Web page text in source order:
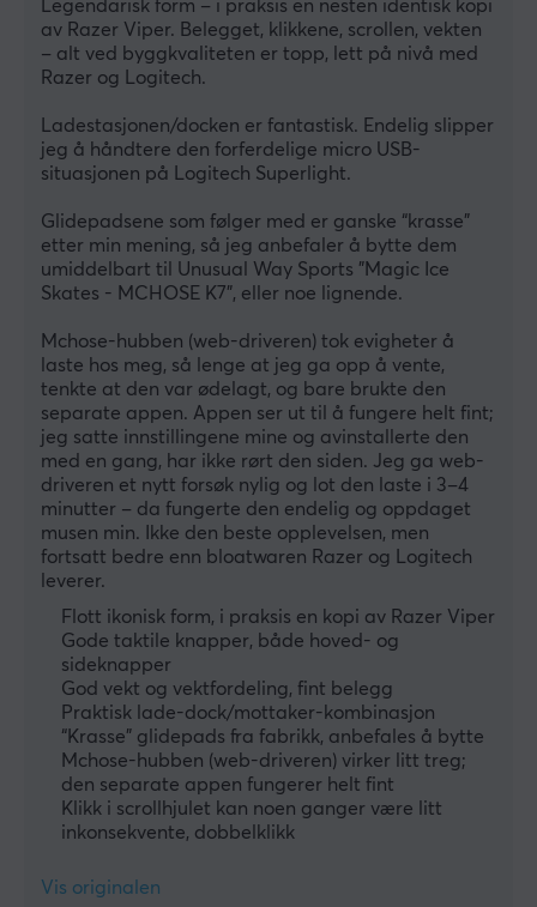
Legendarisk form – i praksis en nesten identisk kopi
av Razer Viper. Belegget, klikkene, scrollen, vekten
– alt ved byggkvaliteten er topp, lett på nivå med
Razer og Logitech.
Ladestasjonen/docken er fantastisk. Endelig slipper
jeg å håndtere den forferdelige micro USB-
situasjonen på Logitech Superlight.
Glidepadsene som følger med er ganske “krasse”
etter min mening, så jeg anbefaler å bytte dem
umiddelbart til Unusual Way Sports "Magic Ice
Skates - MCHOSE K7", eller noe lignende.
Mchose-hubben (web-driveren) tok evigheter å
laste hos meg, så lenge at jeg ga opp å vente,
tenkte at den var ødelagt, og bare brukte den
separate appen. Appen ser ut til å fungere helt fint;
jeg satte innstillingene mine og avinstallerte den
med en gang, har ikke rørt den siden. Jeg ga web-
driveren et nytt forsøk nylig og lot den laste i 3–4
minutter – da fungerte den endelig og oppdaget
musen min. Ikke den beste opplevelsen, men
fortsatt bedre enn bloatwaren Razer og Logitech
leverer.
Flott ikonisk form, i praksis en kopi av Razer Viper
Gode taktile knapper, både hoved- og
sideknapper
God vekt og vektfordeling, fint belegg
Praktisk lade-dock/mottaker-kombinasjon
“Krasse” glidepads fra fabrikk, anbefales å bytte
Mchose-hubben (web-driveren) virker litt treg;
den separate appen fungerer helt fint
Klikk i scrollhjulet kan noen ganger være litt
inkonsekvente, dobbelklikk
Vis originalen